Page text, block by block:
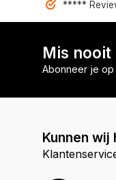
*****
Mis
Abonneer je
Kunnen wij